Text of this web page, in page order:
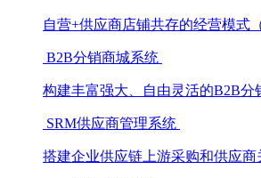
自营+供应商店铺共存的经营模式
B2B分销商城系统
构建丰富强大、自由灵活的B2B分
SRM供应商管理系统
搭建企业供应链上游采购和供应商